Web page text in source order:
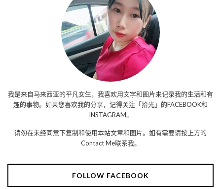
我是来自马来西亚的平凡女生，我喜欢用文字和图片来记录我的生活和有
趣的事物。如果您喜欢我的分享，记得关注「拾光」的FACEBOOK和
INSTAGRAM。
请勿在未经同意下复制和使用本站文章和图片。如有需要请按上方的
Contact Me联系我。
FOLLOW FACEBOOK